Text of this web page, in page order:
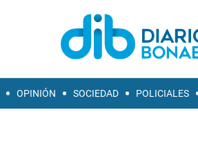
OPINIÓN SOCIEDAD POLICIALES